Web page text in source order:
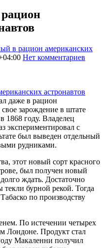
в рацион американских
Нет комментариев
даже в рацион
зарождение в штате
1868 году. Владелец
экспериментировал с
был выведен отдельный
рудниками.
этот новый сорт красного
был получен новый
ждать. Достаточно
текли бурной рекой. Тогда
по производству
По истечении четырех
Лондоне. Продукт стал
Макаленни получил